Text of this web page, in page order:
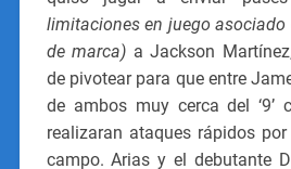
limitaciones en juego
de marca) a Jackson
de pivotear para que entre
de ambos muy cerca del ‘9’
realizaran ataques rápidos
campo. Arias y el debutante